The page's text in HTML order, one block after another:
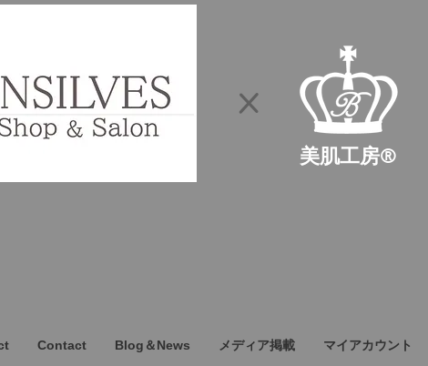
​× ​美肌工房®
Contact Blog＆News メディア掲載 マイアカウント